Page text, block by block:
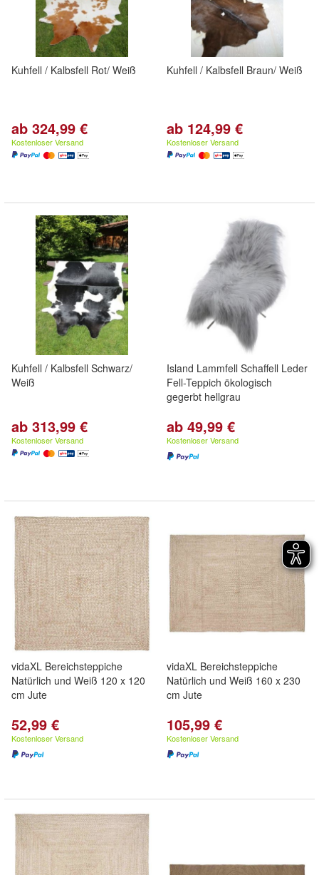
Kuhfell / Kalbsfell Rot/ Weiß
ab 324,99 €
Kostenloser Versand
Kuhfell / Kalbsfell Braun/ Weiß
ab 124,99 €
Kostenloser Versand
Kuhfell / Kalbsfell Schwarz/
Weiß
ab 313,99 €
Kostenloser Versand
Island Lammfell Schaffell Leder
Fell-Teppich ökologisch
gegerbt hellgrau
ab 49,99 €
Kostenloser Versand
vidaXL Bereichsteppiche
Natürlich und Weiß 120 x 120
cm Jute
52,99 €
Kostenloser Versand
vidaXL Bereichsteppiche
Natürlich und Weiß 160 x 230
cm Jute
105,99 €
Kostenloser Versand